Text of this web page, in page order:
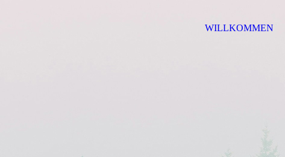
WILLKOMMEN